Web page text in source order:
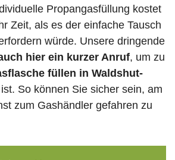
Propangasfüllung kostet
Zeit, als es der einfache Tausch
würde. Unsere dringende
hier ein kurzer Anruf, um zu
füllen in Waldshut-
So können Sie sicher sein, am
zum Gashändler gefahren zu